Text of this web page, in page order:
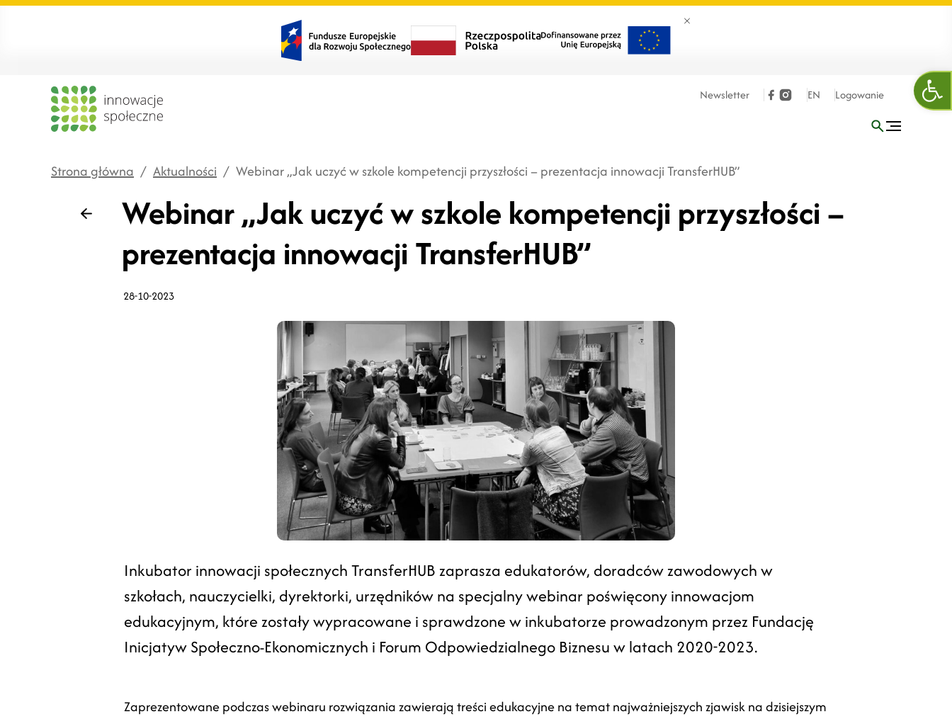
Zamknij banner
Newsletter EN Logowanie
Strona główna / Aktualności / Webinar „Jak uczyć w szkole kompetencji przyszłości – prezentacja innowacji TransferHUB”
Wstecz
Webinar „Jak uczyć w szkole kompetencji przyszłości –
prezentacja innowacji TransferHUB”
28-10-2023
Inkubator innowacji społecznych TransferHUB zaprasza edukatorów, doradców zawodowych w
szkołach, nauczycielki, dyrektorki, urzędników na specjalny webinar poświęcony innowacjom
edukacyjnym, które zostały wypracowane i sprawdzone w inkubatorze prowadzonym przez Fundację
Inicjatyw Społeczno-Ekonomicznych i Forum Odpowiedzialnego Biznesu w latach 2020-2023.
Zaprezentowane podczas webinaru rozwiązania zawierają treści edukacyjne na temat najważniejszych zjawisk na dzisiejszym